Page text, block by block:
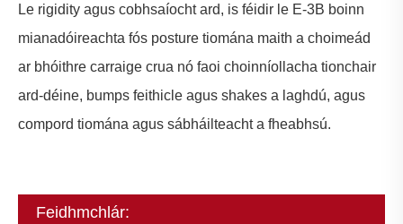
Le rigidity agus cobhsaíocht ard, is féidir le E-3B boinn
mianadóireachta fós posture tiomána maith a choimeád
ar bhóithre carraige crua nó faoi choinníollacha tionchair
ard-déine, bumps feithicle agus shakes a laghdú, agus
compord tiomána agus sábháilteacht a fheabhsú.
Feidhmchlár: